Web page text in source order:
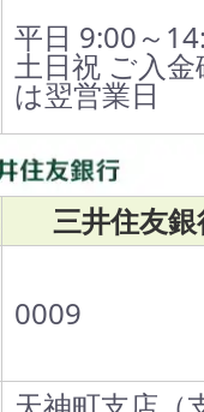
平日 9:00～
土日祝 ご入金
は翌営業日
三井住友銀
0009